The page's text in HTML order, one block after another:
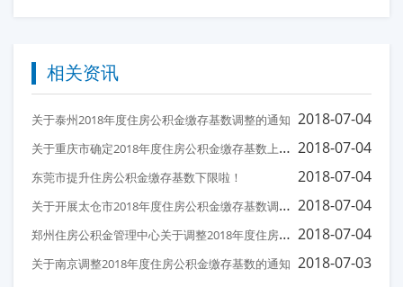
相关资讯
关于泰州2018年度住房公积金缴存基数调整的通知 2018-07-04
关
于重庆市确定2018年度住房公积金缴存基数上、下限的通知 2018-07-04
东莞市提升住房公积金缴存基数下限啦！
2018-07-04
关
于开展太仓市2018年度住房公积金缴存基数调整以及缴存单位基础信息核对的通知 2018-07-04
郑
州住房公积金管理中心关于调整2018年度住房公积金缴存基数和缴存比例的通知 2018-07-04
关于南京调整2018年度住房公积金缴存基数的通知 2018-07-03